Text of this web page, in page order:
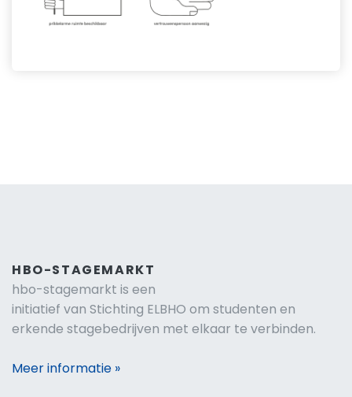
HBO-STAGEMARKT
hbo-stagemarkt is een
initiatief van Stichting ELBHO om studenten en
erkende stagebedrijven met elkaar te verbinden.
Meer informatie »